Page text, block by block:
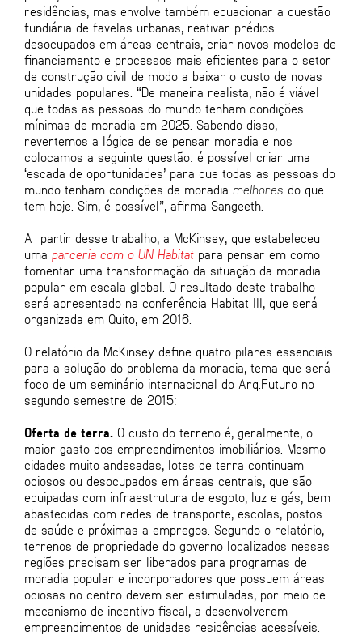
residências, mas envolve também equacionar a questão
fundiária de favelas urbanas, reativar prédios
desocupados em áreas centrais, criar novos modelos de
financiamento e processos mais eficientes para o setor
de construção civil de modo a baixar o custo de novas
unidades populares. “De maneira realista, não é viável
que todas as pessoas do mundo tenham condições
mínimas de moradia em 2025. Sabendo disso,
revertemos a lógica de se pensar moradia e nos
colocamos a seguinte questão: é possível criar uma
‘escada de oportunidades’ para que todas as pessoas do
mundo tenham condições de moradia melhores do que
tem hoje. Sim, é possível”, afirma Sangeeth.
A partir desse trabalho, a McKinsey, que estabeleceu
uma parceria com o UN Habitat para pensar em como
fomentar uma transformação da situação da moradia
popular em escala global. O resultado deste trabalho
será apresentado na conferência Habitat III, que será
organizada em Quito, em 2016.
O relatório da McKinsey define quatro pilares essenciais
para a solução do problema da moradia, tema que será
foco de um seminário internacional do Arq.Futuro no
segundo semestre de 2015:
Oferta de terra. O custo do terreno é, geralmente, o
maior gasto dos empreendimentos imobiliários. Mesmo
cidades muito andesadas, lotes de terra continuam
ociosos ou desocupados em áreas centrais, que são
equipadas com infraestrutura de esgoto, luz e gás, bem
abastecidas com redes de transporte, escolas, postos
de saúde e próximas a empregos. Segundo o relatório,
terrenos de propriedade do governo localizados nessas
regiões precisam ser liberados para programas de
moradia popular e incorporadores que possuem áreas
ociosas no centro devem ser estimuladas, por meio de
mecanismo de incentivo fiscal, a desenvolverem
empreendimentos de unidades residências acessíveis.